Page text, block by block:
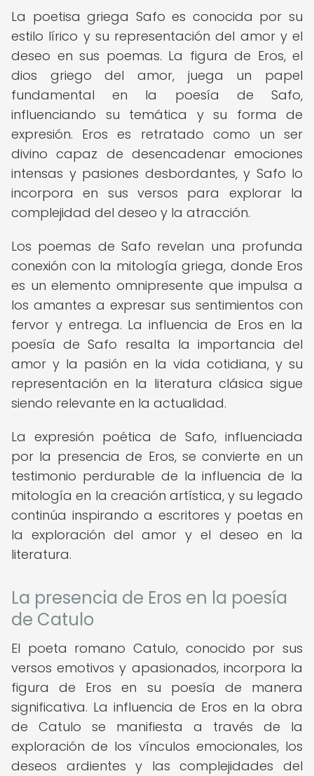
La poetisa griega Safo es conocida por su
estilo lírico y su representación del amor y el
deseo en sus poemas. La figura de Eros, el
dios griego del amor, juega un papel
fundamental en la poesía de Safo,
influenciando su temática y su forma de
expresión. Eros es retratado como un ser
divino capaz de desencadenar emociones
intensas y pasiones desbordantes, y Safo lo
incorpora en sus versos para explorar la
complejidad del deseo y la atracción.
Los poemas de Safo revelan una profunda
conexión con la mitología griega, donde Eros
es un elemento omnipresente que impulsa a
los amantes a expresar sus sentimientos con
fervor y entrega. La influencia de Eros en la
poesía de Safo resalta la importancia del
amor y la pasión en la vida cotidiana, y su
representación en la literatura clásica sigue
siendo relevante en la actualidad.
La expresión poética de Safo, influenciada
por la presencia de Eros, se convierte en un
testimonio perdurable de la influencia de la
mitología en la creación artística, y su legado
continúa inspirando a escritores y poetas en
la exploración del amor y el deseo en la
literatura.
La presencia de Eros en la poesía
de Catulo
El poeta romano Catulo, conocido por sus
versos emotivos y apasionados, incorpora la
figura de Eros en su poesía de manera
significativa. La influencia de Eros en la obra
de Catulo se manifiesta a través de la
exploración de los vínculos emocionales, los
deseos ardientes y las complejidades del